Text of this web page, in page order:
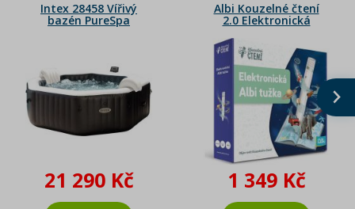
Intex 28458 Vířivý
bazén PureSpa
Bubble Jet Deluxe
21 290 Kč
Albi Kouzelné čtení
2.0 Elektronická
1 349 Kč